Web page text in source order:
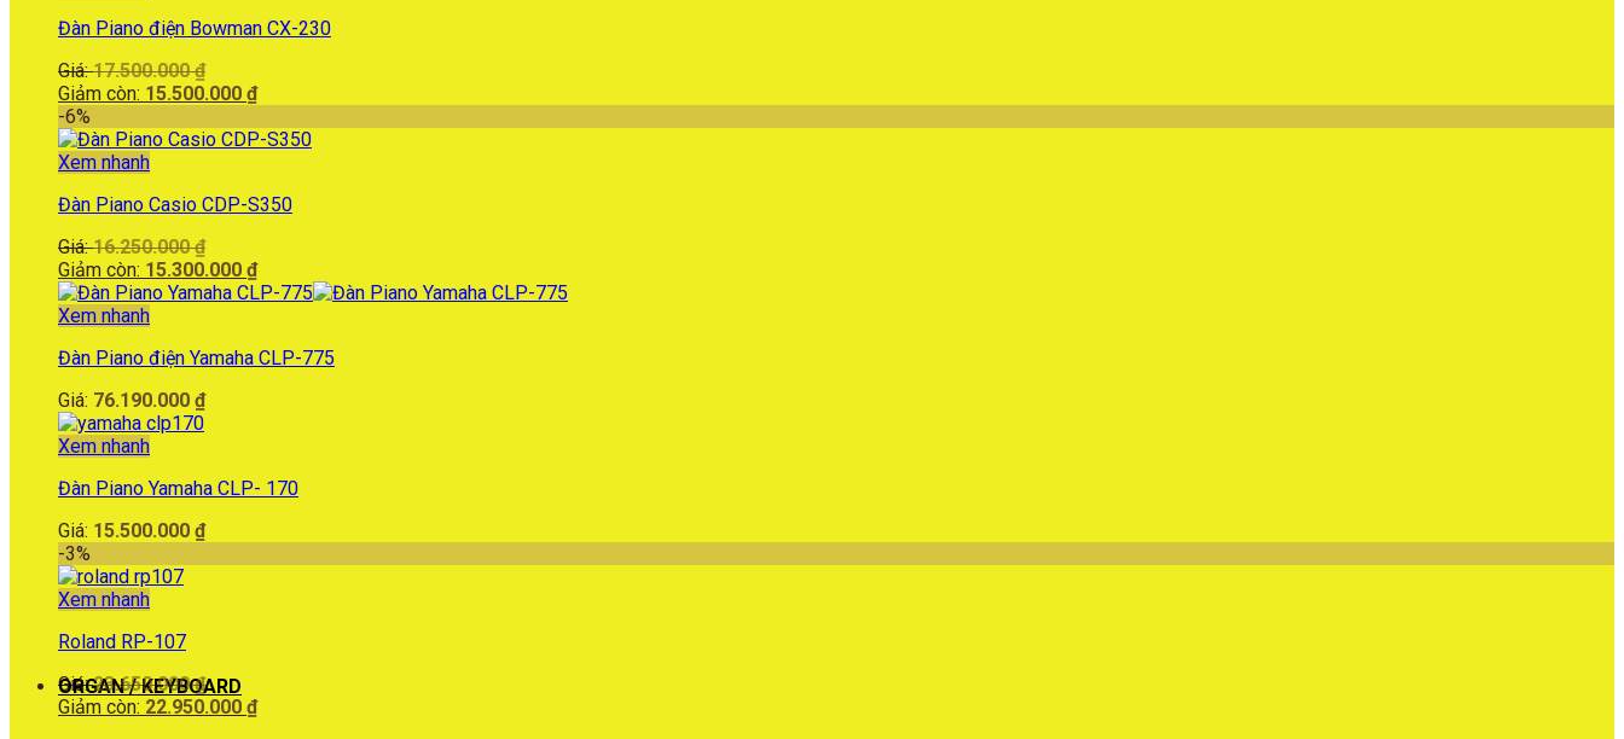
Đàn Piano điện Bowman CX-230
Giá:17.500.000₫
gốc
17.500.000 ₫.
Giảm còn: 15.500.000 ₫Giá
tại
-6%
Xem nhanh
Đàn Piano Casio CDP-S350
Giá:16.250.000₫
gốc
là:
Giảm còn: 15.300.000 ₫Giá
hiện
15.300.000 ₫.
Xem nhanh
Đàn Piano điện Yamaha CLP-775
Giá: 76.190.000 ₫
Xem nhanh
Đàn Piano Yamaha CLP- 170
Giá: 15.500.000 ₫
-3%
Xem nhanh
Roland RP-107
Giá:23.650.000₫Giá
gốc
Giảm còn: 22.950.000 ₫Giá
ORGAN / KEYBOARD